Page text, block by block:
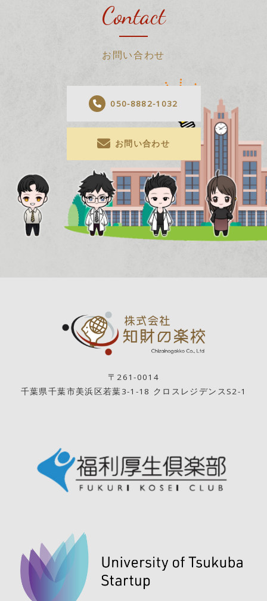
Contact
お問い合わせ
050-8882-1032
お問い合わせ
〒261-0014
千葉県千葉市美浜区若葉3-1-18 クロスレジデンスS2-1